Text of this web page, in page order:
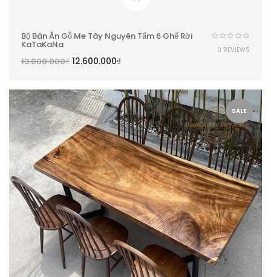
Bộ Bàn Ăn Gỗ Me Tây Nguyên Tấm 6 Ghế Rời
KaTaKaNa
13.000.000₫ 12.600.000₫
0 REVIEWS
SALE